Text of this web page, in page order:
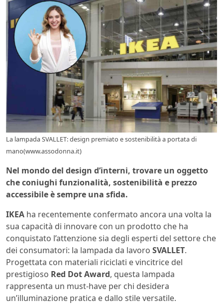
La lampada SVALLET: design premiato e sostenibilità a portata di
mano(www.assodonna.it)
Nel mondo del design d’interni, trovare un oggetto
che coniughi funzionalità, sostenibilità e prezzo
accessibile è sempre una sfida.
IKEA ha recentemente confermato ancora una volta la
sua capacità di innovare con un prodotto che ha
conquistato l’attenzione sia degli esperti del settore che
dei consumatori: la lampada da lavoro SVALLET.
Progettata con materiali riciclati e vincitrice del
prestigioso Red Dot Award, questa lampada
rappresenta un must-have per chi desidera
un’illuminazione pratica e dallo stile versatile.